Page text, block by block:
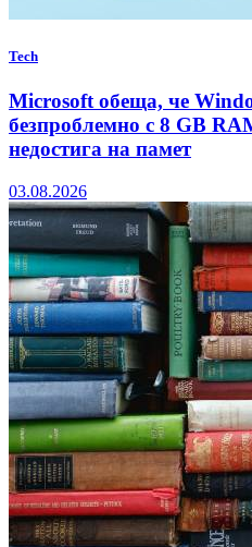
Tech
Microsoft обеща, че
безпроблемно с 8 GB
недостига на памет
03.08.2026